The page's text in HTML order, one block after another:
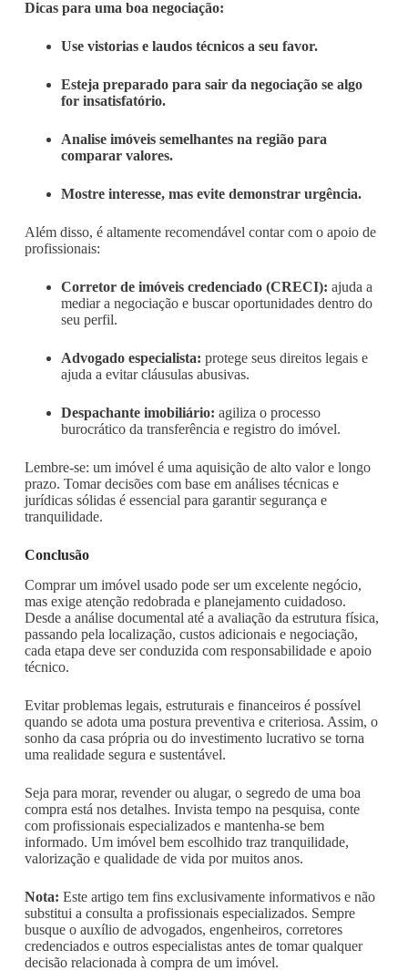
Dicas para uma boa negociação:
Use vistorias e laudos técnicos a seu favor.
Esteja preparado para sair da negociação se algo
for insatisfatório.
Analise imóveis semelhantes na região para
comparar valores.
Mostre interesse, mas evite demonstrar urgência.
Além disso, é altamente recomendável contar com o apoio de
profissionais:
Corretor de imóveis credenciado (CRECI): ajuda a
mediar a negociação e buscar oportunidades dentro do
seu perfil.
Advogado especialista: protege seus direitos legais e
ajuda a evitar cláusulas abusivas.
Despachante imobiliário: agiliza o processo
burocrático da transferência e registro do imóvel.
Lembre-se: um imóvel é uma aquisição de alto valor e longo
prazo. Tomar decisões com base em análises técnicas e
jurídicas sólidas é essencial para garantir segurança e
tranquilidade.
Conclusão
Comprar um imóvel usado pode ser um excelente negócio,
mas exige atenção redobrada e planejamento cuidadoso.
Desde a análise documental até a avaliação da estrutura física,
passando pela localização, custos adicionais e negociação,
cada etapa deve ser conduzida com responsabilidade e apoio
técnico.
Evitar problemas legais, estruturais e financeiros é possível
quando se adota uma postura preventiva e criteriosa. Assim, o
sonho da casa própria ou do investimento lucrativo se torna
uma realidade segura e sustentável.
Seja para morar, revender ou alugar, o segredo de uma boa
compra está nos detalhes. Invista tempo na pesquisa, conte
com profissionais especializados e mantenha-se bem
informado. Um imóvel bem escolhido traz tranquilidade,
valorização e qualidade de vida por muitos anos.
Nota: Este artigo tem fins exclusivamente informativos e não
substitui a consulta a profissionais especializados. Sempre
busque o auxílio de advogados, engenheiros, corretores
credenciados e outros especialistas antes de tomar qualquer
decisão relacionada à compra de um imóvel.